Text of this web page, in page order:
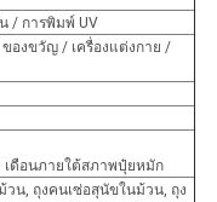
/ การพิมพ์ UV
องขวัญ / เครื่องแต่งกาย /
เดือนภายใต้สภาพปุ๋ยหมัก
วน, ถุงคนเซ่อสุนัขในม้วน, ถุง